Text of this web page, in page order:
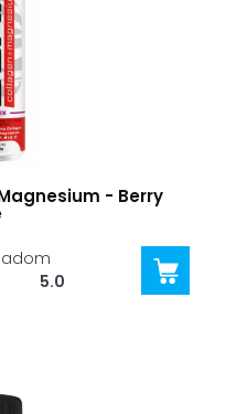
- Berry
5.0